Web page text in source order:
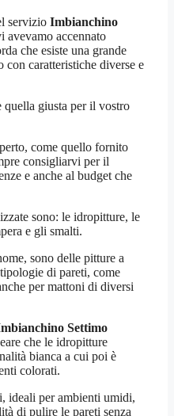
servizio Imbianchino
avevamo accennato
che esiste una grande
caratteristiche diverse e
giusta per il vostro
come quello fornito
consigliarvi per il
e anche al budget che
sono: le idropitture, le
e gli smalti.
sono delle pitture a
di pareti, come
per mattoni di diversi
Settimo
che le idropitture
bianca a cui poi è
colorati.
ideali per ambienti umidi,
di pulire le pareti senza